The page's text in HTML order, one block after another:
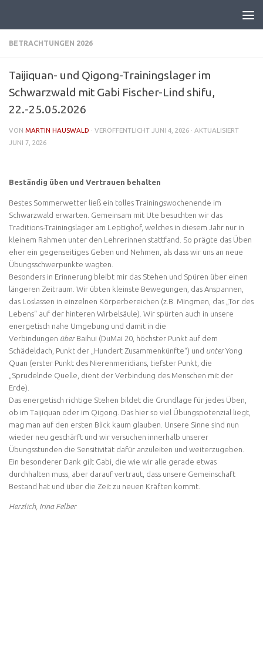
BETRACHTUNGEN 2026
Taijiquan- und Qigong-Trainingslager im
Schwarzwald mit Gabi Fischer-Lind shifu,
22.-25.05.2026
VON MARTIN HAUSWALD · VERÖFFENTLICHT JUNI 4, 2026 · AKTUALISIERT
JUNI 7, 2026
Beständig üben und Vertrauen behalten
Bestes Sommerwetter ließ ein tolles Trainingswochenende im
Schwarzwald erwarten. Gemeinsam mit Ute besuchten wir das
Traditions-Trainingslager am Leptighof, welches in diesem Jahr nur in
kleinem Rahmen unter den Lehrerinnen stattfand. So prägte das Üben
eher ein gegenseitiges Geben und Nehmen, als dass wir uns an neue
Übungsschwerpunkte wagten.
Besonders in Erinnerung bleibt mir das Stehen und Spüren über einen
längeren Zeitraum. Wir übten kleinste Bewegungen, das Anspannen,
das Loslassen in einzelnen Körperbereichen (z.B. Mingmen, das „Tor des
Lebens“ auf der hinteren Wirbelsäule). Wir spürten auch in unsere
energetisch nahe Umgebung und damit in die
Verbindungen überBaihui (DuMai 20, höchster Punkt auf dem
Schädeldach, Punkt der „Hundert Zusammenkünfte“) und unterYong
Quan (erster Punkt des Nierenmeridians, tiefster Punkt, die
„Sprudelnde Quelle, dient der Verbindung des Menschen mit der
Erde).
Das energetisch richtige Stehen bildet die Grundlage für jedes Üben,
ob im Taijiquan oder im Qigong. Das hier so viel Übungspotenzial liegt,
mag man auf den ersten Blick kaum glauben. Unsere Sinne sind nun
wieder neu geschärft und wir versuchen innerhalb unserer
Übungsstunden die Sensitivität dafür anzuleiten und weiterzugeben.
Ein besonderer Dank gilt Gabi, die wie wir alle gerade etwas
durchhalten muss, aber darauf vertraut, dass unsere Gemeinschaft
Bestand hat und über die Zeit zu neuen Kräften kommt.
Herzlich, Irina Felber